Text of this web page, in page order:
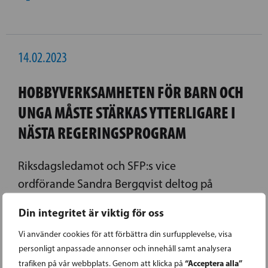
Din integritet är viktig för oss
Vi använder cookies för att förbättra din surfupplevelse, visa
personligt anpassade annonser och innehåll samt analysera
trafiken på vår webbplats. Genom att klicka på “Acceptera alla”
14.02.2023
HOBBYVERKSAMHETEN FÖR BARN OCH
UNGA MÅSTE STÄRKAS YTTERLIGARE I
NÄSTA REGERINGSPROGRAM
Riksdagsledamot och SFP:s vice
ordförande Sandra Bergqvist deltog på
hobbyverksamhetens betydelse för barn och
unga. Panelen ordnades av Finlands Scouter
och Partioparlamentaarikot. – Det att barn